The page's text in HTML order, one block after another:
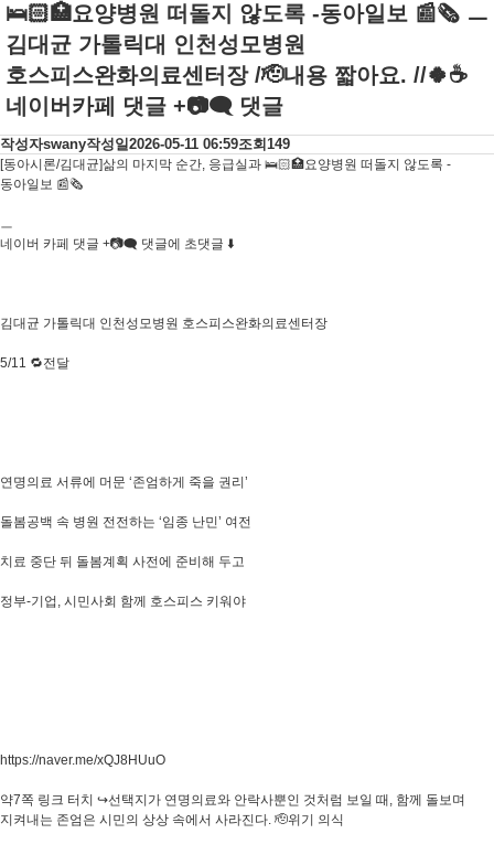
🛌🏻🏥요양병원 떠돌지 않도록 -동아일보 📰🗞 ㅡ
김대균 가톨릭대 인천성모병원
호스피스완화의료센터장 /🫡내용 짧아요. //🍀☕
네이버카페 댓글 +📷🗨 댓글
작성자swany작성일 2026-05-11 06:59조회 149
[동아시론/김대균]삶의 마지막 순간, 응급실과 🛌🏻🏥요양병원 떠돌지 않도록 -
동아일보 📰🗞
ㅡ
네이버 카페 댓글 +📷🗨 댓글에 초댓글 ⬇️
김대균 가톨릭대 인천성모병원 호스피스완화의료센터장
5/11 🔁전달
연명의료 서류에 머문 ‘존엄하게 죽을 권리’
돌봄공백 속 병원 전전하는 ‘임종 난민’ 여전
치료 중단 뒤 돌봄계획 사전에 준비해 두고
정부-기업, 시민사회 함께 호스피스 키워야
https://naver.me/xQJ8HUuO
약7쪽 링크 터치 ↪️선택지가 연명의료와 안락사뿐인 것처럼 보일 때, 함께 돌보며
지켜내는 존엄은 시민의 상상 속에서 사라진다. 🫡위기 의식​